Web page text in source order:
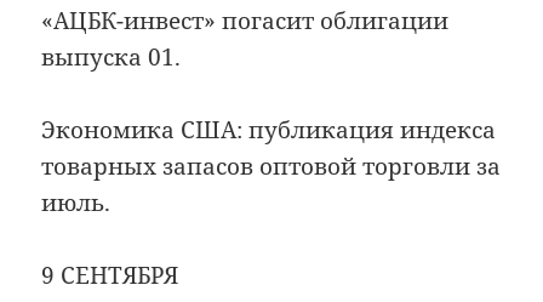
«АЦБК-инвест» погасит облигации
выпуска 01.
Экономика США: публикация индекса
товарных запасов оптовой торговли за
июль.
9 СЕНТЯБРЯ